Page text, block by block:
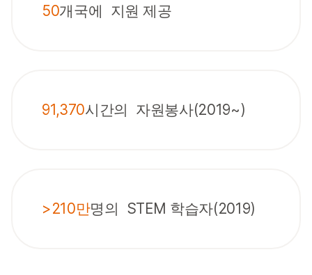
50개국에 지원 제공
91,370시간의 자원봉사(2019~)
>210만명의 STEM 학습자(2019)